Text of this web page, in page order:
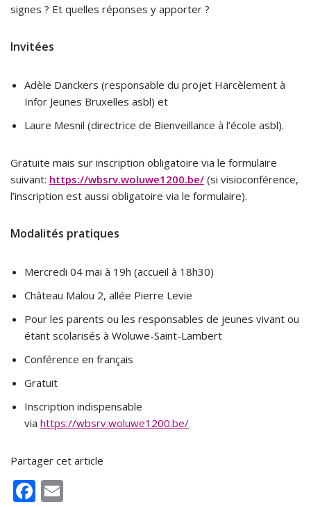
signes ? Et quelles réponses y apporter ?
Invitées
Adèle Danckers (responsable du projet Harcèlement à
Infor Jeunes Bruxelles asbl) et
Laure Mesnil (directrice de Bienveillance à l’école asbl).
Gratuite mais sur inscription obligatoire via le formulaire
suivant: https://wbsrv.woluwe1200.be/ (si visioconférence,
l’inscription est aussi obligatoire via le formulaire).
Modalités pratiques
Mercredi 04 mai à 19h (accueil à 18h30)
Château Malou 2, allée Pierre Levie
Pour les parents ou les responsables de jeunes vivant ou
étant scolarisés à Woluwe-Saint-Lambert
Conférence en français
Gratuit
Inscription indispensable
via https://wbsrv.woluwe1200.be/
Partager cet article
F